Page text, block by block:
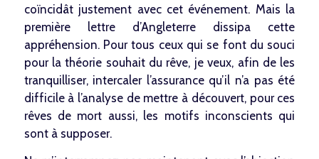
coïncidât justement avec cet événement. Mais la
première lettre d’Angleterre dissipa cette
appréhension. Pour tous ceux qui se font du souci
pour la théorie souhait du rêve, je veux, afin de les
tranquilliser, intercaler l’assurance qu’il n’a pas été
difficile à l’analyse de mettre à découvert, pour ces
rêves de mort aussi, les motifs inconscients qui
sont à supposer.